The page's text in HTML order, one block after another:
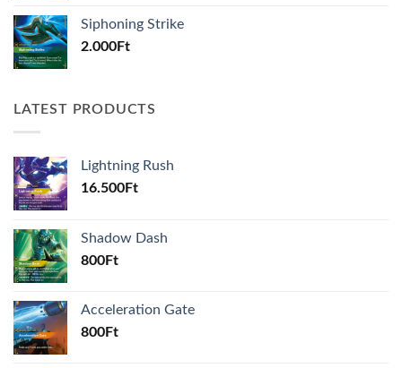
Siphoning Strike
2.000Ft
LATEST PRODUCTS
Lightning Rush
16.500Ft
Shadow Dash
800Ft
Acceleration Gate
800Ft